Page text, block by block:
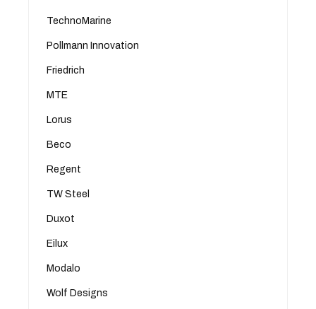
TechnoMarine
Pollmann Innovation
Friedrich
MTE
Lorus
Beco
Regent
TW Steel
Duxot
Eilux
Modalo
Wolf Designs